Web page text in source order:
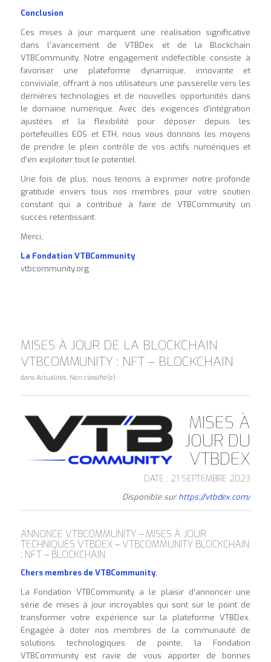
Conclusion
Ces mises à jour marquent une réalisation significative
dans l’avancement de VTBDex et de la Blockchain
VTBCommunity. Notre engagement indéfectible consiste à
favoriser une plateforme dynamique, innovante et
conviviale, offrant à nos utilisateurs une passerelle vers les
dernières technologies et de nouvelles opportunités dans
le domaine numérique. Avec des exigences d’intégration
ajustées et la flexibilité pour déposer depuis les
portefeuilles EOS et ETH, nous vous donnons les moyens
de prendre le plein contrôle de vos actifs numériques et
d’en exploiter tout le potentiel.
Une fois de plus, nous tenons à exprimer notre profonde
gratitude envers tous nos membres pour votre soutien
constant qui a contribué à faire de VTBCommunity un
succès retentissant.
Merci,
La Fondation VTBCommunity
vtbcommunity.org
MISES À JOUR DE LA BLOCKCHAIN
VTBCOMMUNITY : NFT – BLOCKCHAIN
dans Actualités, Non classifié(e)
MISES À
JOUR DU
VTBDEX
DATE : 21 SEPTEMBRE 2023
Disponible surhttps://vtbdex.com/
ANNONCE VTBCOMMUNITY – MISES À JOUR
TECHNIQUES VTBDEX – VTBCOMMUNITY BLOCKCHAIN
: NFT – BLOCKCHAIN
Chers membres de VTBCommunity,
La Fondation VTBCommunity a le plaisir d’annoncer une
série de mises à jour incroyables qui sont sur le point de
transformer votre expérience sur la plateforme VTBDex.
Engagée à doter nos membres de la communauté de
solutions technologiques de pointe, la Fondation
VTBCommunity est ravie de vous apporter de bonnes